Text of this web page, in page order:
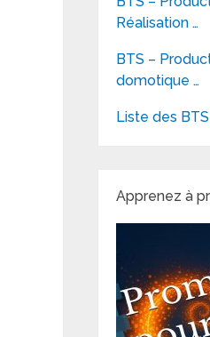
Réalisation …
BTS –
domotique …
Liste des
Apprenez à